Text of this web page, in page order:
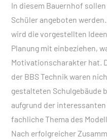
In diesem Bauernhof
Schüler angeboten
wird die vorgestellten
Planung mit einbeziehen,
Motivationscharakter hat.
der BBS Technik waren
gestalteten Schulgebäude
aufgrund der
fachliche Thema des
Nach erfolgreicher